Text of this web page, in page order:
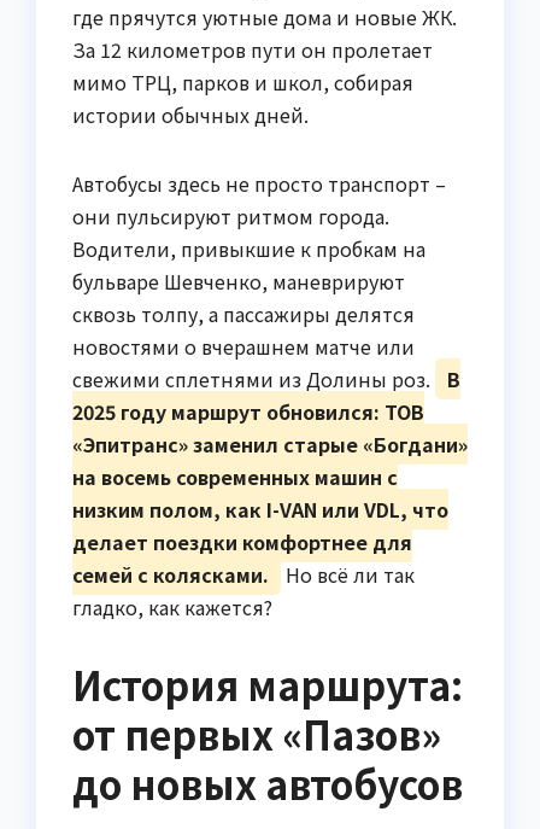
где прячутся уютные дома и новые ЖК.
За 12 километров пути он пролетает
мимо ТРЦ, парков и школ, собирая
истории обычных дней.
Автобусы здесь не просто транспорт –
они пульсируют ритмом города.
Водители, привыкшие к пробкам на
бульваре Шевченко, маневрируют
сквозь толпу, а пассажиры делятся
новостями о вчерашнем матче или
свежими сплетнями из Долины роз.
В
2025 году маршрут обновился: ТОВ
«Эпитранс» заменил старые «Богдани»
на восемь современных машин с
низким полом, как I-VAN или VDL, что
делает поездки комфортнее для
семей с колясками.
Но всё ли так
гладко, как кажется?
История маршрута:
от первых «Пазов»
до новых автобусов